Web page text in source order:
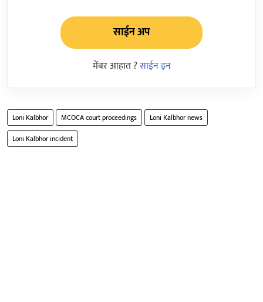
साईन अप
मेंबर आहात ?साईन इन
Loni Kalbhor MCOCA court proceedings
Loni Kalbhor news
Loni Kalbhor incident